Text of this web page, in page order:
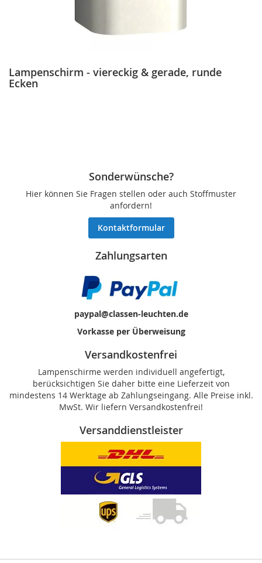
Lampenschirm - viereckig & gerade, runde
Ecken
Sonderwünsche?
Hier können Sie Fragen stellen oder auch Stoffmuster
anfordern!
Kontaktformular
Zahlungsarten
paypal@classen-leuchten.de
Vorkasse per Überweisung
Versandkostenfrei
Lampenschirme werden individuell angefertigt,
berücksichtigen Sie daher bitte eine Lieferzeit von
mindestens 14 Werktage ab Zahlungseingang. Alle Preise inkl.
MwSt. Wir liefern Versandkostenfrei!
Versanddienstleister